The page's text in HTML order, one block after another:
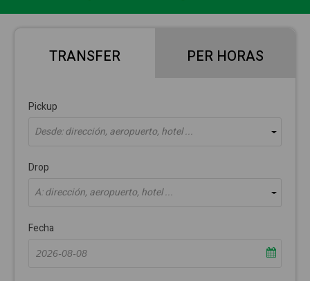
TRANSFER PER HORAS
Pickup
Desde: dirección, aeropuerto, hotel ...
Drop
A: dirección, aeropuerto, hotel ...
Fecha